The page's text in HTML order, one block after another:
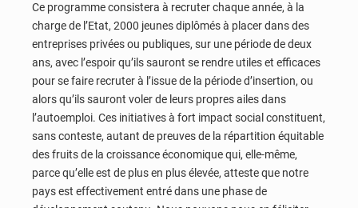
Ce programme consistera à recruter chaque année, à la
charge de l’Etat, 2000 jeunes diplômés à placer dans des
entreprises privées ou publiques, sur une période de deux
ans, avec l’espoir qu’ils sauront se rendre utiles et efficaces
pour se faire recruter à l’issue de la période d’insertion, ou
alors qu’ils sauront voler de leurs propres ailes dans
l’autoemploi. Ces initiatives à fort impact social constituent,
sans conteste, autant de preuves de la répartition équitable
des fruits de la croissance économique qui, elle-même,
parce qu’elle est de plus en plus élevée, atteste que notre
pays est effectivement entré dans une phase de